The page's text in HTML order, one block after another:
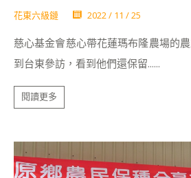
花東六級鏈 2022 / 11 / 25
慈心基金會慈心帶花蓮瑪布隆農場的
到台東參訪，看到他們還保留......
閱讀更多